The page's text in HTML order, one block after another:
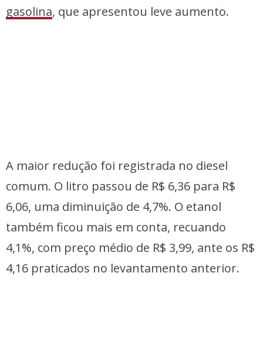
gasolina, que apresentou leve aumento.
A maior redução foi registrada no diesel
comum. O litro passou de R$ 6,36 para R$
6,06, uma diminuição de 4,7%. O etanol
também ficou mais em conta, recuando
4,1%, com preço médio de R$ 3,99, ante os R$
4,16 praticados no levantamento anterior.